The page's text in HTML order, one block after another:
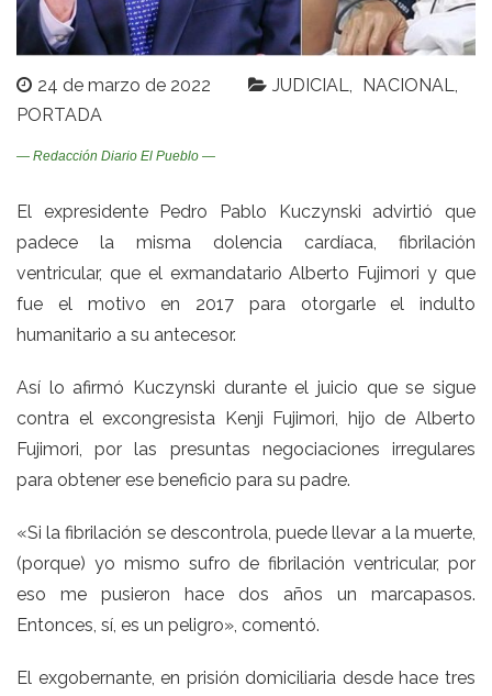
24 de marzo de 2022 JUDICIAL
NACIONAL
PORTADA
— Redacción Diario El Pueblo —
El expresidente Pedro Pablo Kuczynski advirtió que
padece la misma dolencia cardíaca, fibrilación
ventricular, que el exmandatario Alberto Fujimori y que
fue el motivo en 2017 para otorgarle el indulto
humanitario a su antecesor.
Así lo afirmó Kuczynski durante el juicio que se sigue
contra el excongresista Kenji Fujimori, hijo de Alberto
Fujimori, por las presuntas negociaciones irregulares
para obtener ese beneficio para su padre.
«Si la fibrilación se descontrola, puede llevar a la muerte,
(porque) yo mismo sufro de fibrilación ventricular, por
eso me pusieron hace dos años un marcapasos.
Entonces, sí, es un peligro», comentó.
El exgobernante, en prisión domiciliaria desde hace tres